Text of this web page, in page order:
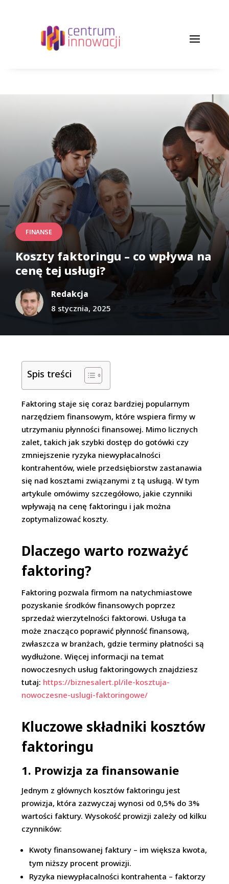
FINANSE
Koszty faktoringu – co wpływa na
cenę tej usługi?
Redakcja
8 stycznia, 2025
Spis treści
Faktoring staje się coraz bardziej popularnym
narzędziem finansowym, które wspiera firmy w
utrzymaniu płynności finansowej. Mimo licznych
zalet, takich jak szybki dostęp do gotówki czy
zmniejszenie ryzyka niewypłacalności
kontrahentów, wiele przedsiębiorstw zastanawia
się nad kosztami związanymi z tą usługą. W tym
artykule omówimy szczegółowo, jakie czynniki
wpływają na cenę faktoringu i jak można
zoptymalizować koszty.
Dlaczego warto rozważyć
faktoring?
Faktoring pozwala firmom na natychmiastowe
pozyskanie środków finansowych poprzez
sprzedaż wierzytelności faktorowi. Usługa ta
może znacząco poprawić płynność finansową,
zwłaszcza w branżach, gdzie terminy płatności są
wydłużone. Więcej informacji na temat
nowoczesnych usług faktoringowych znajdziesz
tutaj: https://biznesalert.pl/ile-kosztuja-
nowoczesne-uslugi-faktoringowe/
Kluczowe składniki kosztów
faktoringu
1. Prowizja za finansowanie
Jednym z głównych kosztów faktoringu jest
prowizja, która zazwyczaj wynosi od 0,5% do 3%
wartości faktury. Wysokość prowizji zależy od kilku
czynników:
Kwoty finansowanej faktury – im większa kwota,
tym niższy procent prowizji.
Ryzyka niewypłacalności kontrahenta – faktorzy